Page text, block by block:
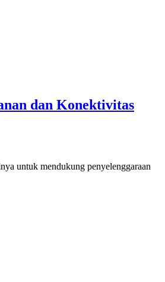
dan Konektivitas
untuk mendukung penyelenggaraan